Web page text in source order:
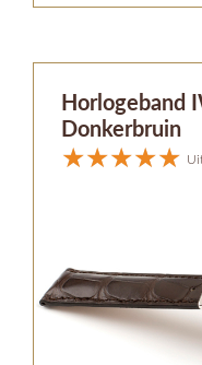
Horlogeband
Donkerbruin